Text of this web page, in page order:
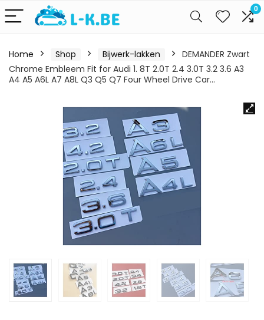
0
Home Shop Bijwerk-lakken
DEMANDER Zwart
Chrome Embleem Fit for Audi 1. 8T 2.0T 2.4 3.0T 3.2 3.6 A3
A4 A5 A6L A7 A8L Q3 Q5 Q7 Four Wheel Drive Car…